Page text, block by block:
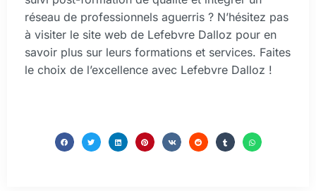
réseau de professionnels aguerris ? N’hésitez pas
à visiter le site web de Lefebvre Dalloz pour en
savoir plus sur leurs formations et services. Faites
le choix de l’excellence avec Lefebvre Dalloz !